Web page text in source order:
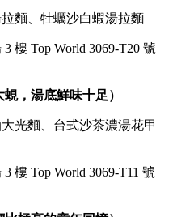
麵、牡蠣沙白蝦湯拉麵
樓 Top World 3069-T20 號
，湯底鮮味十足）
光麵、台式沙茶濃湯花甲
樓 Top World 3069-T11 號